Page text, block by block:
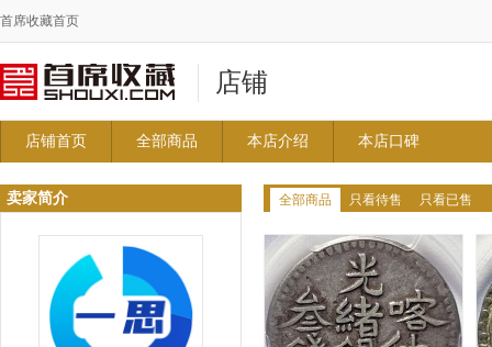
首席收藏首页
店铺
店铺首页 全部商品 本店介绍 本店口碑
卖家简介 全部商品 只看待售 只看已售